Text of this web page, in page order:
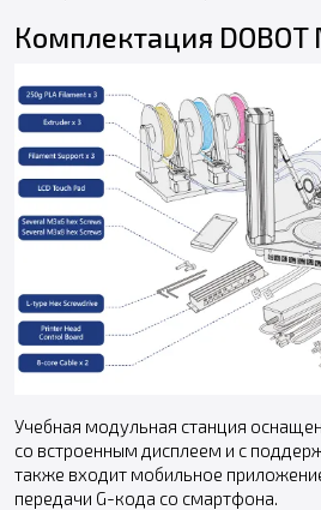
Комплектация DOBOT
Учебная модульная станция
со встроенным дисплеем и с
также входит мобильное
передачи G-кода со смартфона.